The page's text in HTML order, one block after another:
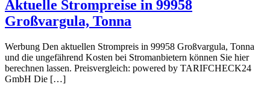
Aktuelle Strompreise in 99958
Großvargula, Tonna
Werbung Den aktuellen Strompreis in 99958 Großvargula, Tonna
und die ungefährend Kosten bei Stromanbietern können Sie hier
berechnen lassen. Preisvergleich: powered by TARIFCHECK24
GmbH Die […]